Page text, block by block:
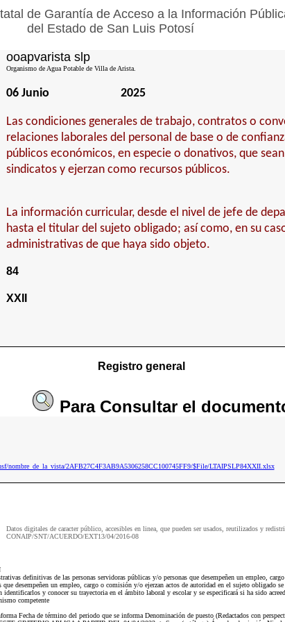
de Garantía de Acceso a la Información
del Estado de San Luis Potosí
ooapvarista slp
Organismo de Agua Potable de Villa de Arista.
06 Junio 2025
Las condiciones generales de trabajo, contratos o
relaciones laborales del personal de base o de
públicos económicos, en especie o donativos, que
sindicatos y ejerzan como recursos públicos.
La información curricular, desde el nivel de jefe de
hasta el titular del sujeto obligado; así como, en su
administrativas de que haya sido objeto.
84
XXII
Registro general
Para Consultarel
nombre_de_la_vista/2AFB27C4F3AB9A5306258CC100745FF9/$File/LTAIPSLP84XXII.xlsx
Datos digitales de caracter público, accesibles en linea, que pueden ser usados, reutilizados y
CONAIP/SNT/ACUERDO/EXT13/04/2016-08
definitivas de las personas servidoras públicas y/o personas que desempeñen un empleo,
que desempeñen un empleo, cargo o comisión y/o ejerzan actos de autoridad en el sujeto obligado
y conocer su trayectoria en el ámbito laboral y escolar y se especificará si ha sido
competente
Fecha de término del periodo que se informa Denominación de puesto (Redactados con